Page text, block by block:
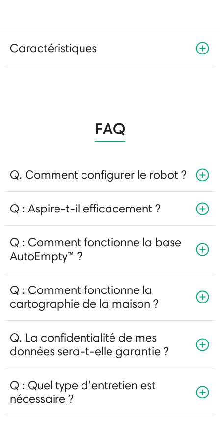
Caractéristiques
FAQ
Q. Comment configurer le robot ?
Q : Aspire-t-il efficacement ?
Q : Comment fonctionne la base
AutoEmpty™ ?
Q : Comment fonctionne la
cartographie de la maison ?
Q. La confidentialité de mes
données sera-t-elle garantie ?
Q : Quel type d’entretien est
nécessaire ?